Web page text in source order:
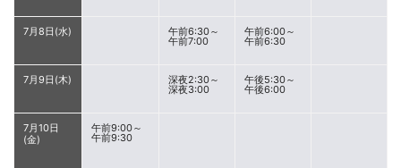
7月8日(水) 午前6:30～
午前7:00
午前6:00～
午前6:30
7月9日(木) 深夜2:30～
深夜3:00
午後5:30～
午後6:00
7月10日
(金)
午前9:00～
午前9:30